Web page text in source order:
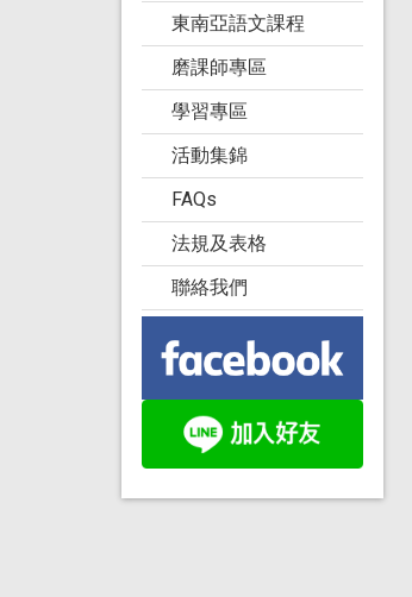
東南亞語文課程
磨課師專區
學習專區
活動集錦
FAQs
法規及表格
聯絡我們